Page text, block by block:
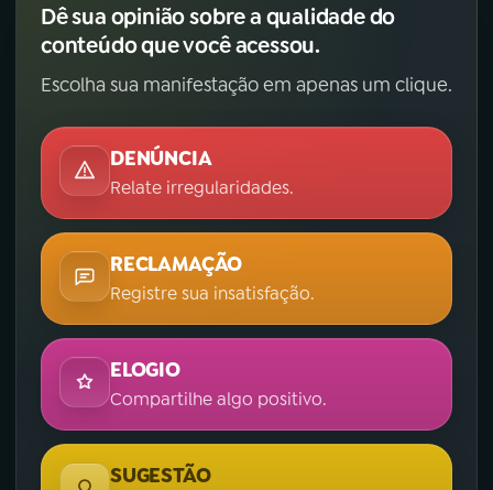
Dê sua opinião sobre a qualidade do
conteúdo que você acessou.
Escolha sua manifestação em apenas um clique.
DENÚNCIA
Relate irregularidades.
RECLAMAÇÃO
Registre sua insatisfação.
ELOGIO
Compartilhe algo positivo.
SUGESTÃO